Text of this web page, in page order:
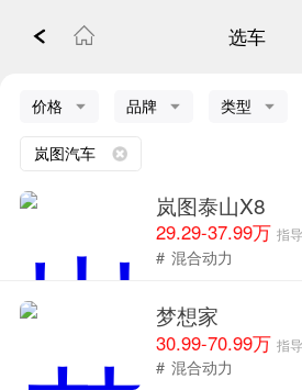
选车
价格 品牌 类型
岚图汽车
岚图泰山X8
29.29-37.99万指
# 混合动力
梦想家
30.99-70.99万指
# 混合动力